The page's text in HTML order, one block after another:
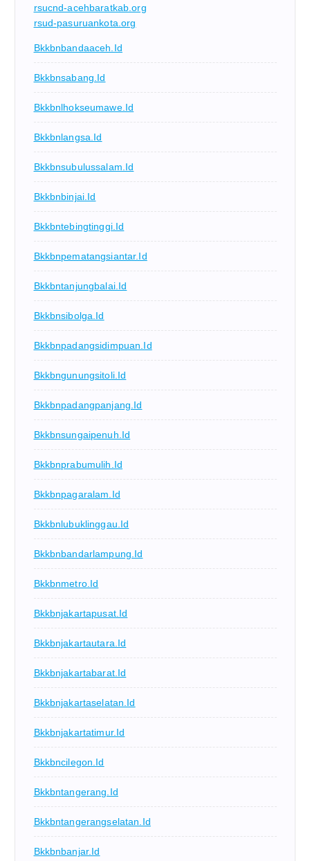
rsucnd-acehbaratkab.org
rsud-pasuruankota.org
Bkkbnbandaaceh.id
Bkkbnsabang.id
Bkkbnlhokseumawe.id
Bkkbnlangsa.id
Bkkbnsubulussalam.id
Bkkbnbinjai.id
Bkkbntebingtinggi.id
Bkkbnpematangsiantar.id
Bkkbntanjungbalai.id
Bkkbnsibolga.id
Bkkbnpadangsidimpuan.id
Bkkbngunungsitoli.id
Bkkbnpadangpanjang.id
Bkkbnsungaipenuh.id
Bkkbnprabumulih.id
Bkkbnpagaralam.id
Bkkbnlubuklinggau.id
Bkkbnbandarlampung.id
Bkkbnmetro.id
Bkkbnjakartapusat.id
Bkkbnjakartautara.id
Bkkbnjakartabarat.id
Bkkbnjakartaselatan.id
Bkkbnjakartatimur.id
Bkkbncilegon.id
Bkkbntangerang.id
Bkkbntangerangselatan.id
Bkkbnbanjar.id